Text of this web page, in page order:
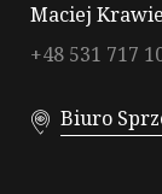
Maciej
+48 531 717
Biuro